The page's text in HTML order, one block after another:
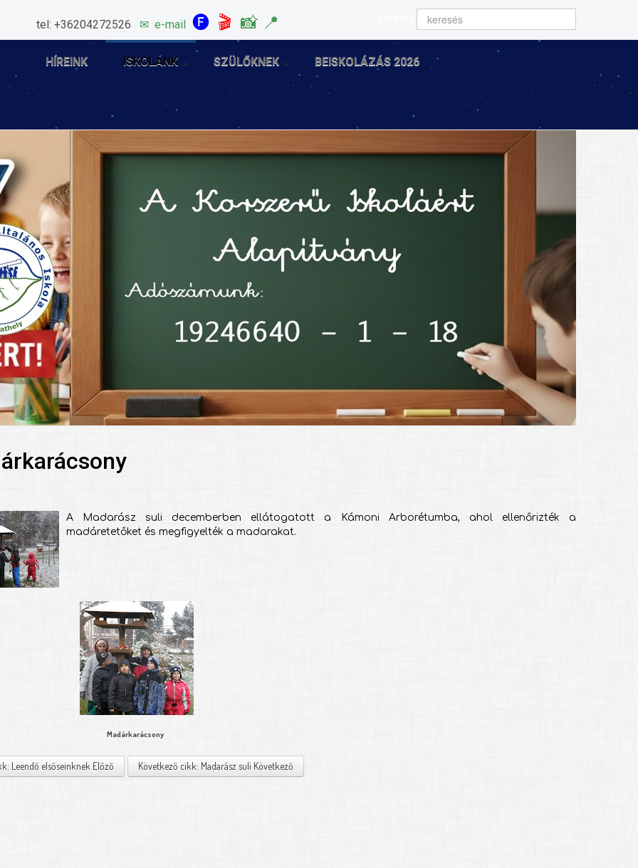
tel: +36204272526 ✉ e-mail 🅕 🎬 📸 📍
HÍREINK ISKOLÁNK SZÜLŐKNEK BEISKOLÁZÁS 2026
A Madarász suli decemberben ellátogatott a Kámoni Arborétumba, ahol ellenőrizték a
madáretetőket és megfigyelték a madarakat.
Madárkarácsony
Leendő elsőseinknek Előző Következő cikk: Madarász suli Következő